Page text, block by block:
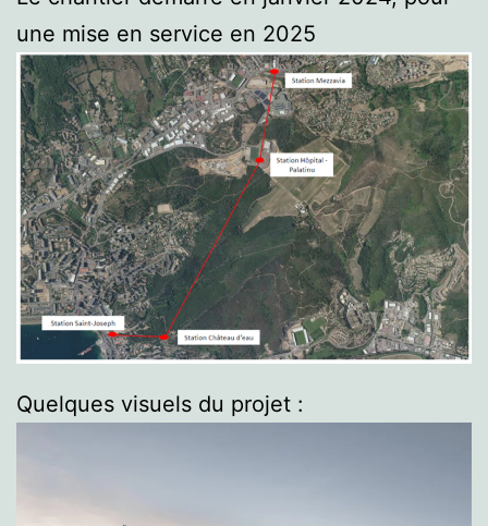
une mise en service en 2025
Quelques visuels du projet :